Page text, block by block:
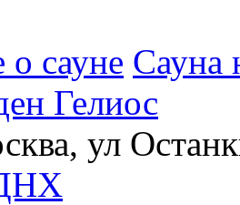
сауне Сауна
Гелиос
ул